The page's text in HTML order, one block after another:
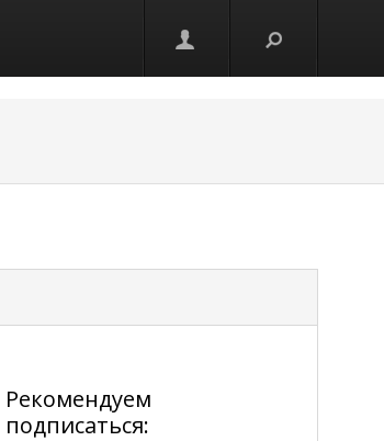
Рекомендуем
подписаться: